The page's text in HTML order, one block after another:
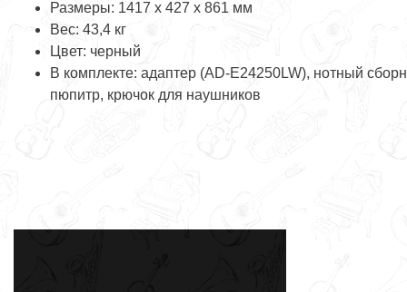
Размеры: 1417 х 427 х 861 мм
Вес: 43,4 кг
Цвет: черный
В комплекте: адаптер (AD-E24250LW), нотный
пюпитр, крючок для наушников